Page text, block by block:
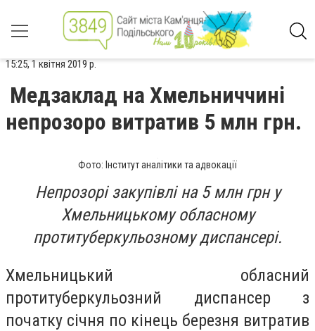
15:25, 1 квітня 2019 р.
Медзаклад на Хмельниччині
непрозоро витратив 5 млн грн.
Фото: Інститут аналітики та адвокації
Непрозорі закупівлі на 5 млн грн у
Хмельницькому обласному
протитуберкульозному диспансері.
Хмельницький обласний
протитуберкульозний диспансер з
початку січня по кінець березня витратив